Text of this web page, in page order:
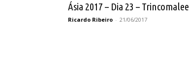
Ásia 2017 – Dia 23 – Trincomalee
Ricardo Ribeiro - 21/06/2017